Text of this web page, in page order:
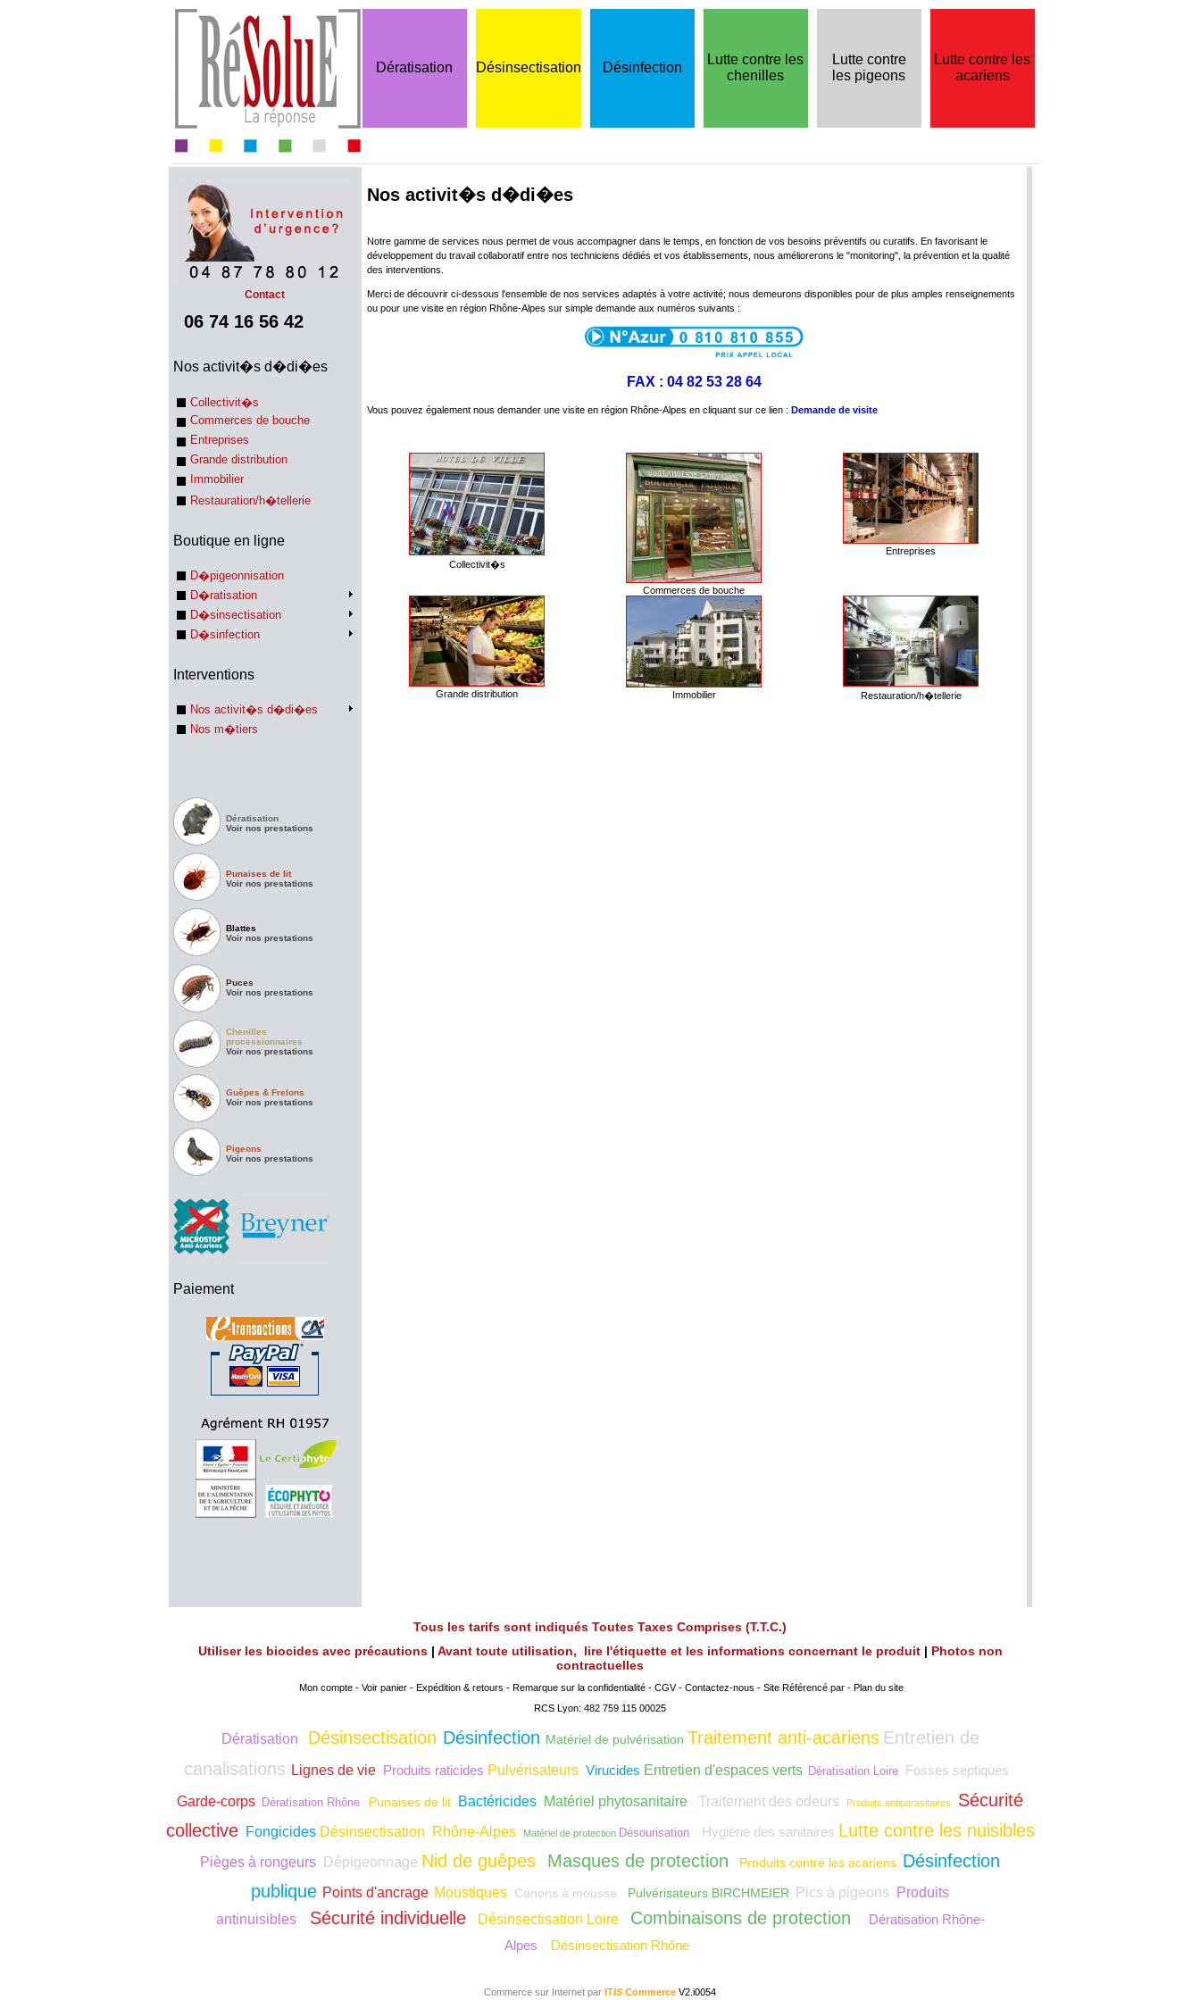
Dératisation Désinsectisation Désinfection
Lutte contre les
chenilles
Lutte contre
les pigeons
Lutte contre les
acariens
Contact
06 74 16 56 42
Nos activit�s d�di�es
Collectivit�s
Commerces de bouche
Entreprises
Grande distribution
Immobilier
Restauration/h�tellerie
Boutique en ligne
D�pigeonnisation
D�ratisation
D�sinsectisation
D�sinfection
Interventions
Nos activit�s d�di�es
Nos m�tiers
Dératisation
Voir nos prestations
Punaises de lit
Voir nos prestations
Blattes
Voir nos prestations
Puces
Voir nos prestations
Chenilles
processionnaires
Voir nos prestations
Guêpes & Frelons
Voir nos prestations
Pigeons
Voir nos prestations
Paiement
Nos activit�s d�di�es
Notre gamme de services nous permet de vous accompagner dans le temps, en fonction de vos besoins préventifs ou curatifs. En favorisant le
développement du travail collaboratif entre nos techniciens dédiés et vos établissements, nous améliorerons le "monitoring", la prévention et la qualité
des interventions.
Merci de découvrir ci-dessous l'ensemble de nos services adaptés à votre activité; nous demeurons disponibles pour de plus amples renseignements
ou pour une visite en région Rhône-Alpes sur simple demande aux numéros suivants :
FAX : 04 82 53 28 64
Vous pouvez également nous demander une visite en région Rhône-Alpes en cliquant sur ce lien : Demande de visite
Collectivit�s
Commerces de bouche
Entreprises
Grande distribution Immobilier Restauration/h�tellerie
Tous les tarifs sont indiqués Toutes Taxes Comprises (T.T.C.)
Utiliser les biocides avec précautions | Avant toute utilisation, lire l'étiquette et les informations concernant le produit | Photos non
contractuelles
Mon compte - Voir panier - Expédition & retours - Remarque sur la confidentialité - CGV- Contactez-nous - Site Référencé par - Plan du site
RCS Lyon: 482 759 115 00025
Dératisation Désinsectisation Désinfection Matériel de pulvérisation Traitement anti-acariens Entretien de
canalisations Lignes de vie Produits raticides Pulvérisateurs Virucides Entretien d'espaces verts Dératisation Loire Fosses septiques
Garde-corps Dératisation Rhône Punaises de lit Bactéricides Matériel phytosanitaire Traitement des odeurs Produits antiparasitaires
Sécurité
collective
Fongicides Désinsectisation Rhône-Alpes Matériel de protection Désourisation Hygiène des sanitaires Lutte contre les nuisibles
Pièges à rongeurs Dépigeonnage Nid de guêpes Masques de protection Produits contre les acariens Désinfection
publique Points d'ancrage Moustiques Canons à mousse Pulvérisateurs BIRCHMEIER Pics à pigeons
Produits
antinuisibles
Sécurité individuelle Désinsectisation Loire Combinaisons de protection
Dératisation Rhône-
Alpes
Désinsectisation Rhône
Commerce sur Internet par ITIS Commerce V2.i0054